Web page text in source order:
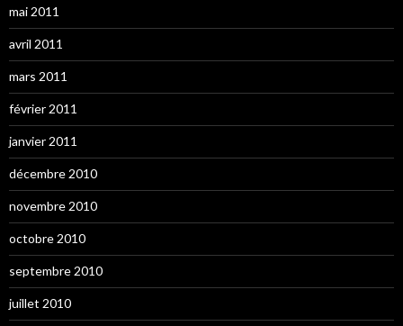
mai 2011
avril 2011
mars 2011
février 2011
janvier 2011
décembre 2010
novembre 2010
octobre 2010
septembre 2010
juillet 2010